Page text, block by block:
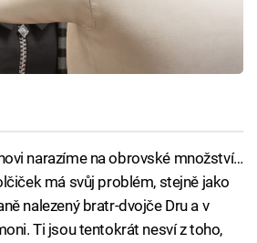
narazíme na obrovské množství…
má svůj problém, stejně jako
nalezený bratr-dvojče Dru a v
Ti jsou tentokrát nesví z toho,